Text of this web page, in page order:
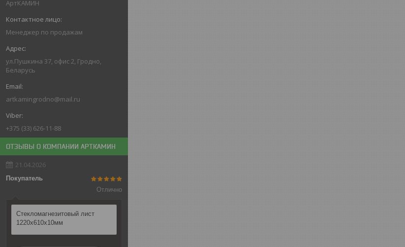
АртКАМИН
Менеджер по продажам
ул.Пушкина 37, офис 2, Гродно,
Беларусь
artkamingrodno@mail.ru
+375 (33) 626-11-88
ОТЗЫВЫ О КОМПАНИИ АРТКАМИН
21.04.2026
Покупатель
Отлично
Стекломагнезитовый лист
1220х610х10мм